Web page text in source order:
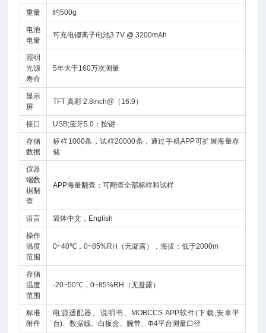
重量 约500g
电池
电量
可充电锂离子电池3.7V @ 3200mAh
照明
光源
寿命
5年大于160万次测量
显示
屏
TFT 真彩 2.8inch@（16:9）
接口 USB;蓝牙5.0；按键
存储
数据
标样1000条，试样20000条，通过手机APP可扩展海量存
储
仪器
端数
据翻
查
APP海量翻查；可翻查全部标样和试样
语言 简体中文，English
操作
温度
范围
0~40℃，0~85%RH（无凝露），海拔：低于2000m
存储
温度
范围
-20~50℃，0~85%RH（无凝露）
标准
附件
电源适配器、说明书、MOBCCS APP软件(下载,安卓平
台)、数据线、白板盒、腕带、Φ4平台测量口径